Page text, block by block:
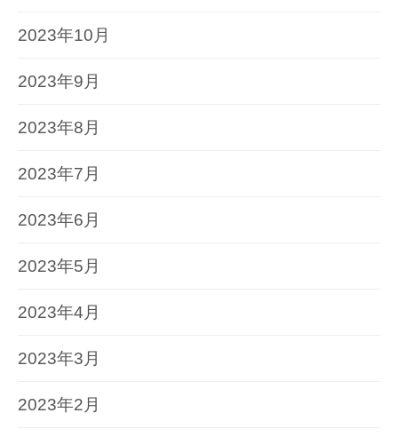
2023年10月
2023年9月
2023年8月
2023年7月
2023年6月
2023年5月
2023年4月
2023年3月
2023年2月